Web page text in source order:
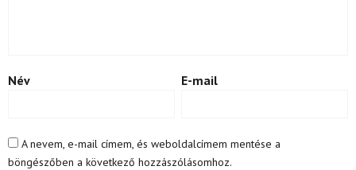
Név E-mail
A nevem, e-mail címem, és weboldalcímem mentése a
böngészőben a következő hozzászólásomhoz.